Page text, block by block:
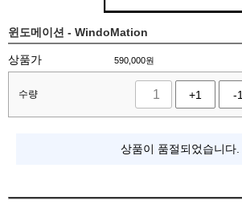
윈도메이션 - WindoMation
상품가 590,000원
수량 +1 -1
상품이 품절되었습니다.